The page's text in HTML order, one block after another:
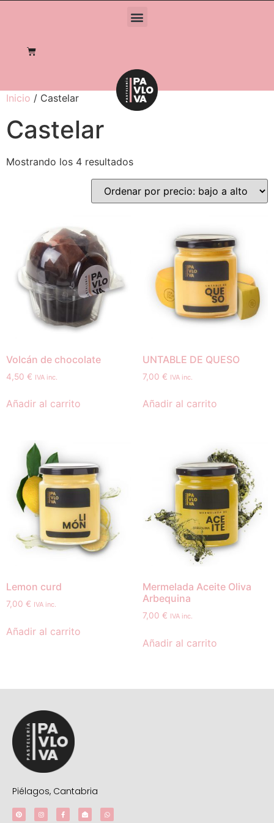
Inicio / Castelar
Castelar
Mostrando los 4 resultados
Volcán de chocolate
4,50 € IVA inc.
Añadir al carrito
UNTABLE DE QUESO
7,00 € IVA inc.
Añadir al carrito
Lemon curd
7,00 € IVA inc.
Añadir al carrito
Mermelada Aceite Oliva
Arbequina
7,00 € IVA inc.
Añadir al carrito
Piélagos, Cantabria